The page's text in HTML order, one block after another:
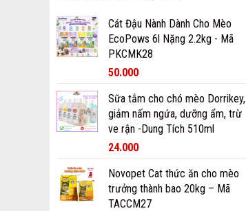
Cát Đậu Nành Dành Cho Mèo
EcoPows 6l Nặng 2.2kg - Mã
PKCMK28
50.000
Sữa tắm cho chó mèo Dorrikey,
giảm nấm ngứa, dưỡng ẩm, trừ
ve rận -Dung Tích 510ml
24.000
Novopet Cat thức ăn cho mèo
trưởng thành bao 20kg – Mã
TACCM27